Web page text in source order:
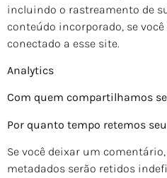
incluindo o rastreamento de
conteúdo incorporado, se
conectado a esse site.
Analytics
Com quem compartilhamos
Por quanto tempo retemos
Se você deixar um
metadados serão retidos